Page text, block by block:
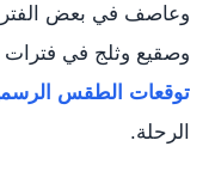
وعاصف في بعض
وصقيع وثلج في
توقعات الطقس
الرحلة.